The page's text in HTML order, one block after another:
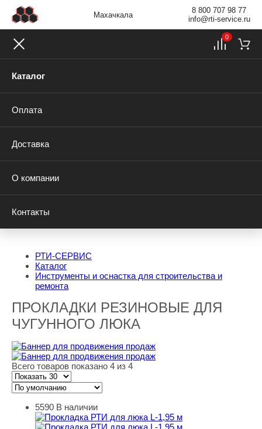
Махачкала
8 800 707 98 77
info@rti-service.ru
Каталог
Оплата
Доставка
О компании
Контакты
0
РТИ-СЕРВИС
Каталог
Инструменты и оснастка для строительства и
ремонта
ПРОКЛАДКИ РЕЗИНОВЫЕ ДЛЯ
ЧУГУННОГО ЛЮКА
Всего товаров показано 4 из 4
Прокладка РТИ для люка L-1,95 м
5590 В наличии